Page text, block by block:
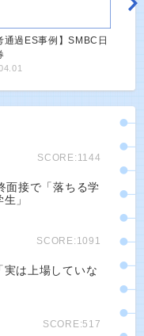
通過ES事例】SMBC日
SCORE:1144
面接で「落ちる学
」
SCORE:1091
実は上場していな
SCORE:517